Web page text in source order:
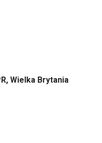
Wielka Brytania